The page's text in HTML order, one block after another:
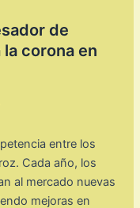
de
corona en
entre los
Cada año, los
al mercado nuevas
mejoras en